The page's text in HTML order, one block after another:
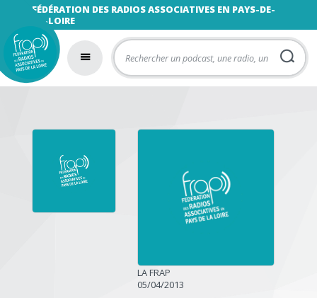
FÉDÉRATION DES RADIOS ASSOCIATIVES EN PAYS-DE-
LA-LOIRE
LA FRAP
05/04/2013